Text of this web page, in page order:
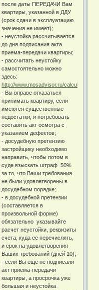
после даты ПЕРЕДАЧИ Вам
квартиры, указанной в ДДУ
(срок сдачи в эксплуатацию
значения не имеет);
- неустойка рассчитывается
до дня подписания акта
приема-передачи квартиры;
- рассчитать неустойку
самостоятельно можно
здесь:
http://www.mosadvisor.ru/calculation/;
- Вы вправе отказаться
принимать квартиру, если
имеются существенные
недостатки, и потребовать
составить акт осмотра с
указанием дефектов;
- досудебную претензию
застройщику необходимо
направить, чтобы потом в
суде взыскать штраф 50%
за то, что Ваши требования
не были удовлетворены в
досудебном порядке;
- в досудебной претензии
(составляется в
произвольной форме)
обязательно указывайте
расчет неустойки, реквизиты
счета, куда ее перечислять,
и срок на удовлетворения
Ваших требований (дней 10);
- если Вы еще не подписали
акт приема-передачи
квартиры, а просрочка уже
большая и неустойка